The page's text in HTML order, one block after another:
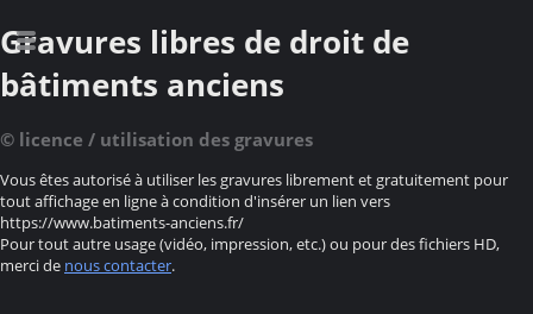
Gravures libres de droit de
bâtiments anciens
© licence / utilisation des gravures
Vous êtes autorisé à utiliser les gravures librement et gratuitement pour
tout affichage en ligne à condition d'insérer un lien vers
https://www.batiments-anciens.fr/
Pour tout autre usage (vidéo, impression, etc.) ou pour des fichiers HD,
merci de nous contacter.